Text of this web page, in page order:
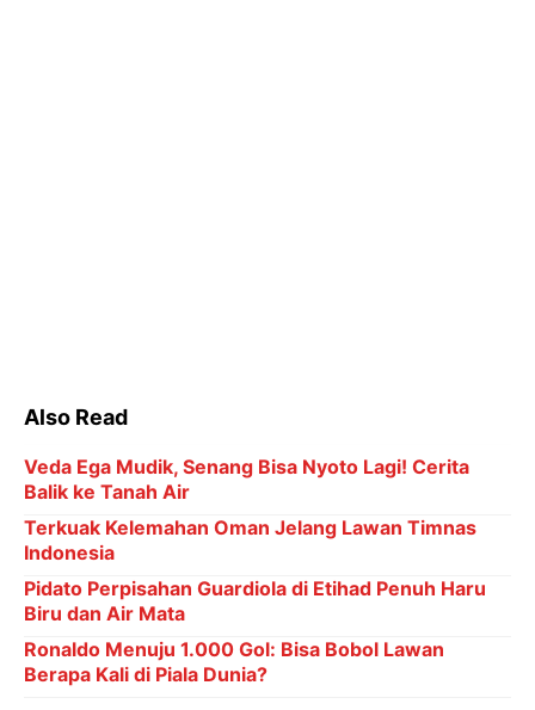
Also Read
Veda Ega Mudik, Senang Bisa Nyoto Lagi! Cerita
Balik ke Tanah Air
Terkuak Kelemahan Oman Jelang Lawan Timnas
Indonesia
Pidato Perpisahan Guardiola di Etihad Penuh Haru
Biru dan Air Mata
Ronaldo Menuju 1.000 Gol: Bisa Bobol Lawan
Berapa Kali di Piala Dunia?